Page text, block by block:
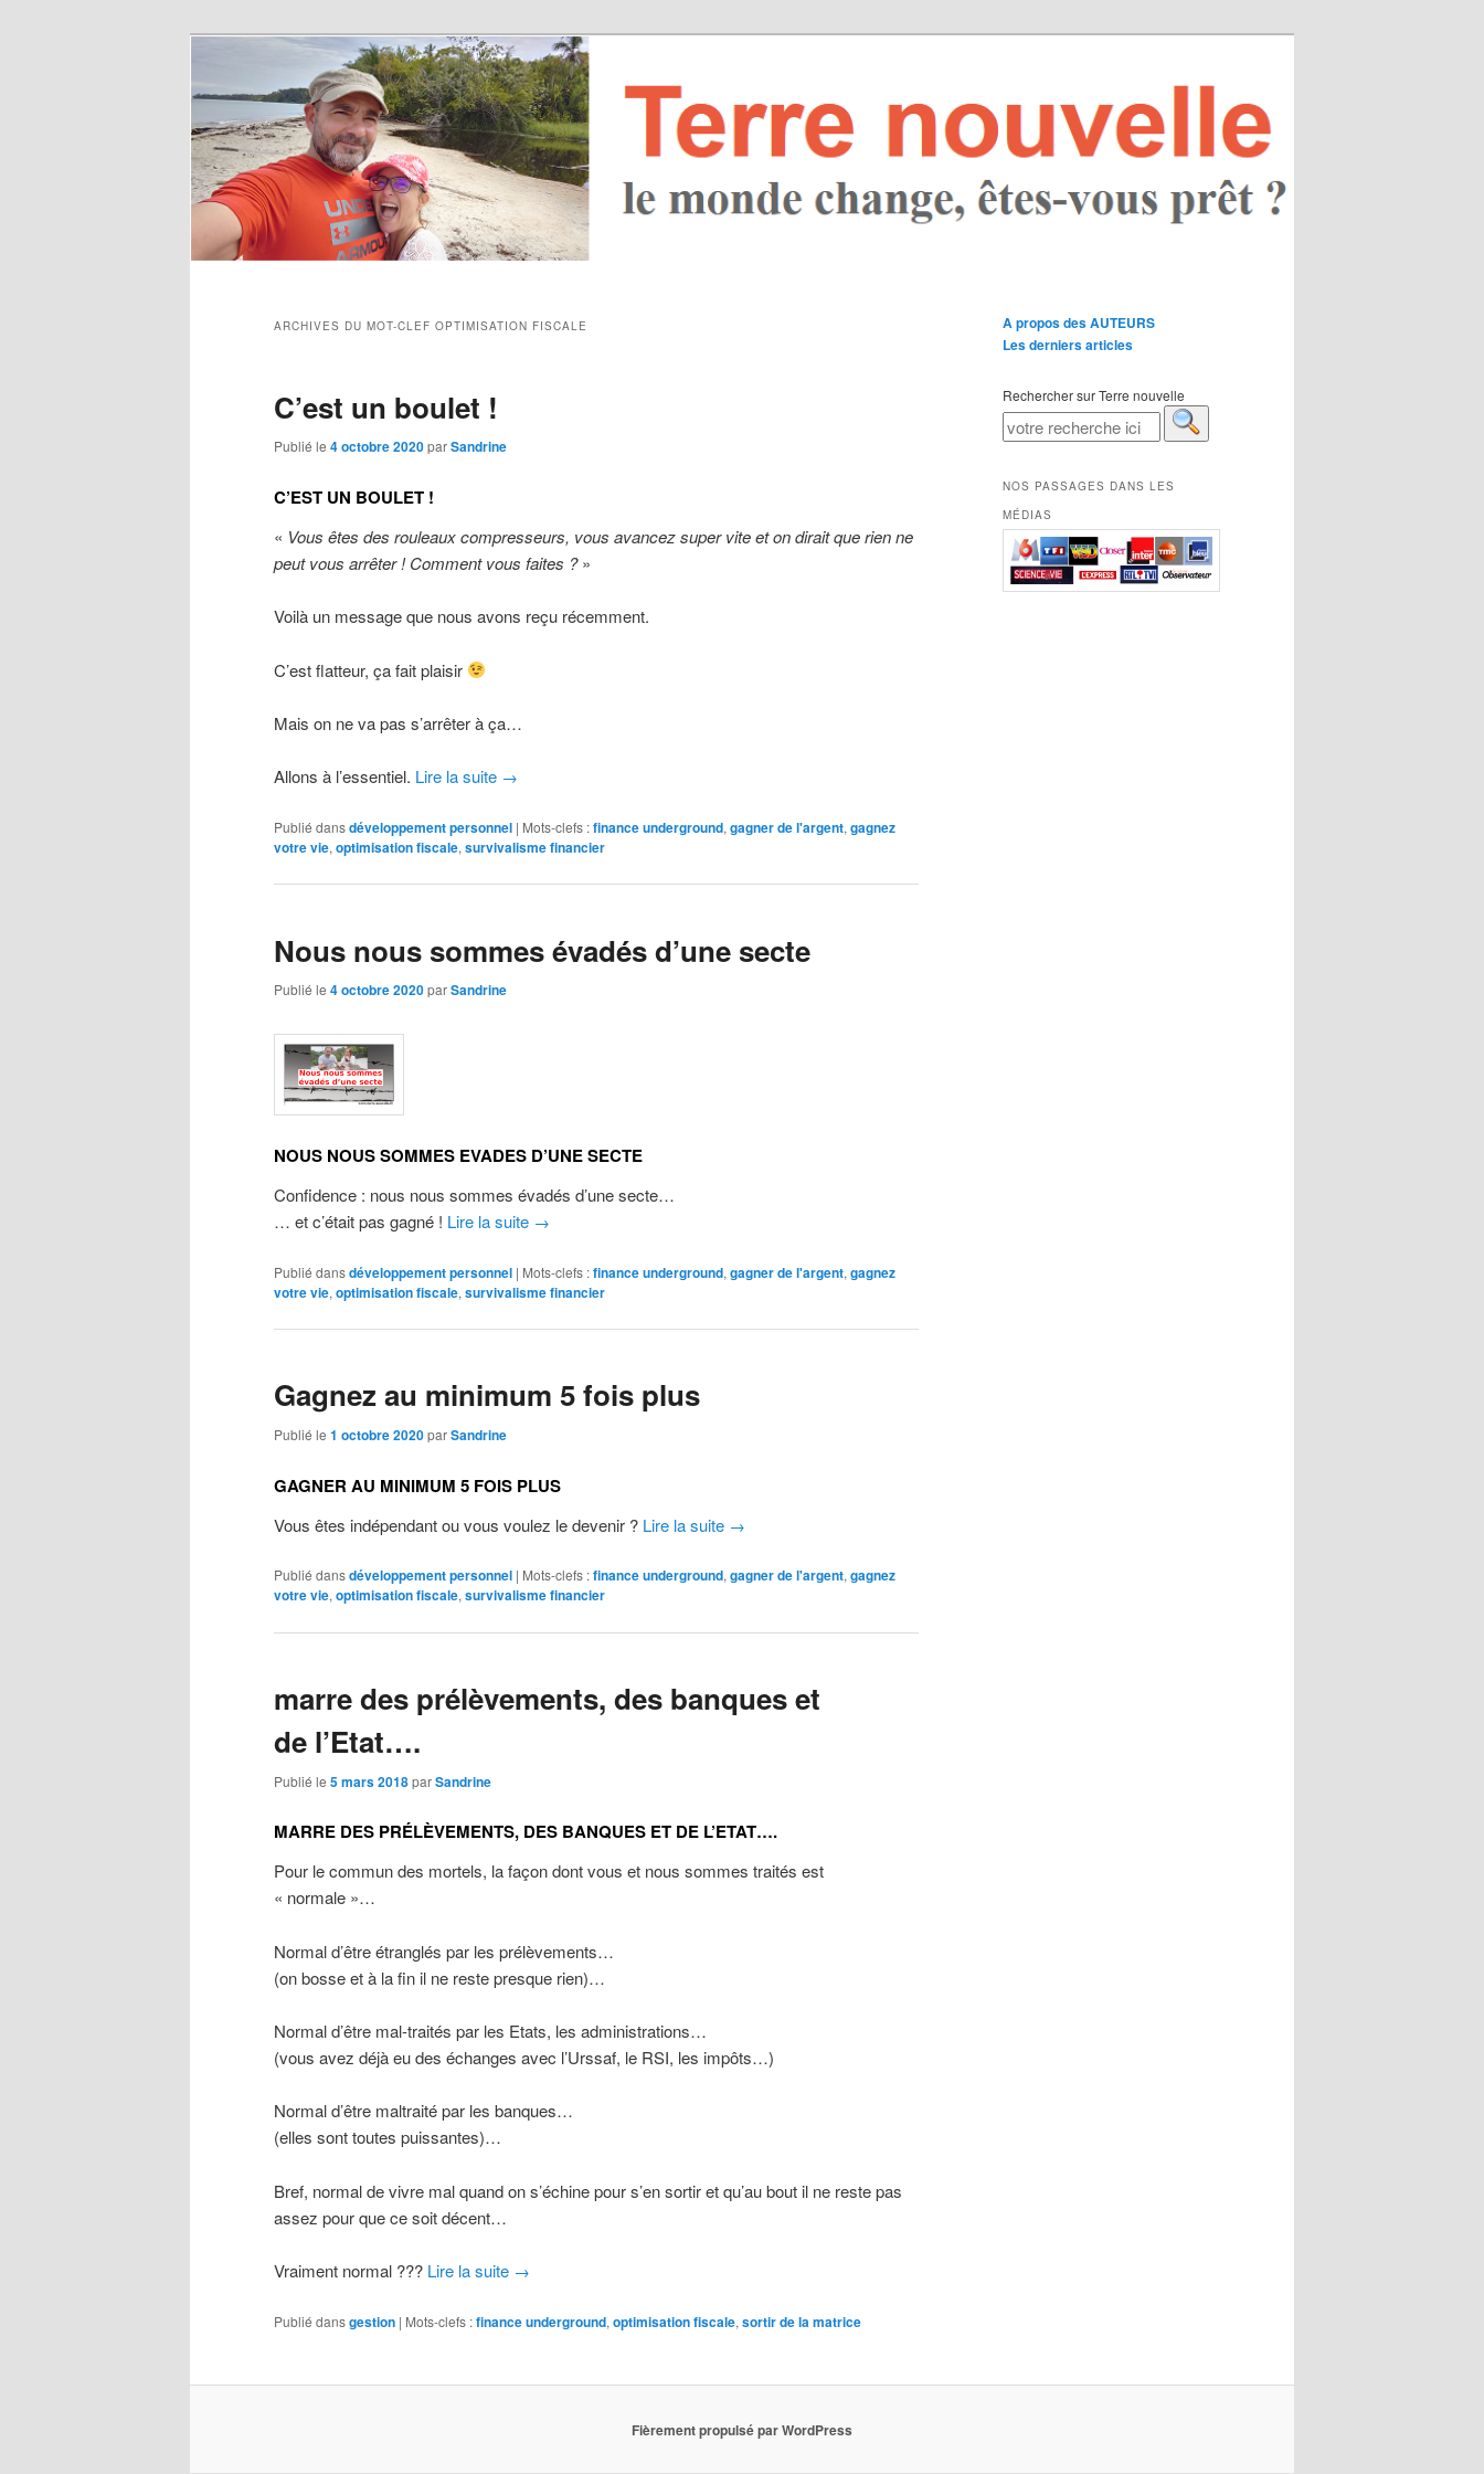
ARCHIVES DU MOT-CLEF OPTIMISATION FISCALE
C’est un boulet !
Publié le 4 octobre 2020parSandrine
C’EST UN BOULET !
« Vous êtes des rouleaux compresseurs, vous avancez super vite et on dirait que rien ne
peut vous arrêter ! Comment vous faites ?»
Voilà un message que nous avons reçu récemment.
C’est flatteur, ça fait plaisir
Mais on ne va pas s’arrêter à ça…
Allons à l’essentiel. Lire la suite →
Publié dansdéveloppement personnel | Mots-clefs :finance underground, gagner de l'argent, gagnez
votre vie, optimisation fiscale, survivalisme financier
Nous nous sommes évadés d’une secte
Publié le 4 octobre 2020parSandrine
NOUS NOUS SOMMES EVADES D’UNE SECTE
Confidence : nous nous sommes évadés d’une secte…
… et c’était pas gagné ! Lire la suite →
Publié dansdéveloppement personnel | Mots-clefs :finance underground, gagner de l'argent, gagnez
votre vie, optimisation fiscale, survivalisme financier
Gagnez au minimum 5 fois plus
Publié le 1 octobre 2020parSandrine
GAGNER AU MINIMUM 5 FOIS PLUS
Vous êtes indépendant ou vous voulez le devenir ? Lire la suite →
Publié dansdéveloppement personnel | Mots-clefs :finance underground, gagner de l'argent, gagnez
votre vie, optimisation fiscale, survivalisme financier
marre des prélèvements, des banques et
de l’Etat….
Publié le 5 mars 2018parSandrine
MARRE DES PRÉLÈVEMENTS, DES BANQUES ET DE L’ETAT….
Pour le commun des mortels, la façon dont vous et nous sommes traités est
« normale »…
Normal d’être étranglés par les prélèvements…
(on bosse et à la fin il ne reste presque rien)…
Normal d’être mal-traités par les Etats, les administrations…
(vous avez déjà eu des échanges avec l’Urssaf, le RSI, les impôts…)
Normal d’être maltraité par les banques…
(elles sont toutes puissantes)…
Bref, normal de vivre mal quand on s’échine pour s’en sortir et qu’au bout il ne reste pas
assez pour que ce soit décent…
Vraiment normal ??? Lire la suite →
Publié dansgestion | Mots-clefs :finance underground, optimisation fiscale, sortir de la matrice
A propos des AUTEURS
Les derniers articles
Rechercher sur Terre nouvelle
NOS PASSAGES DANS LES
MÉDIAS
Fièrement propulsé par WordPress